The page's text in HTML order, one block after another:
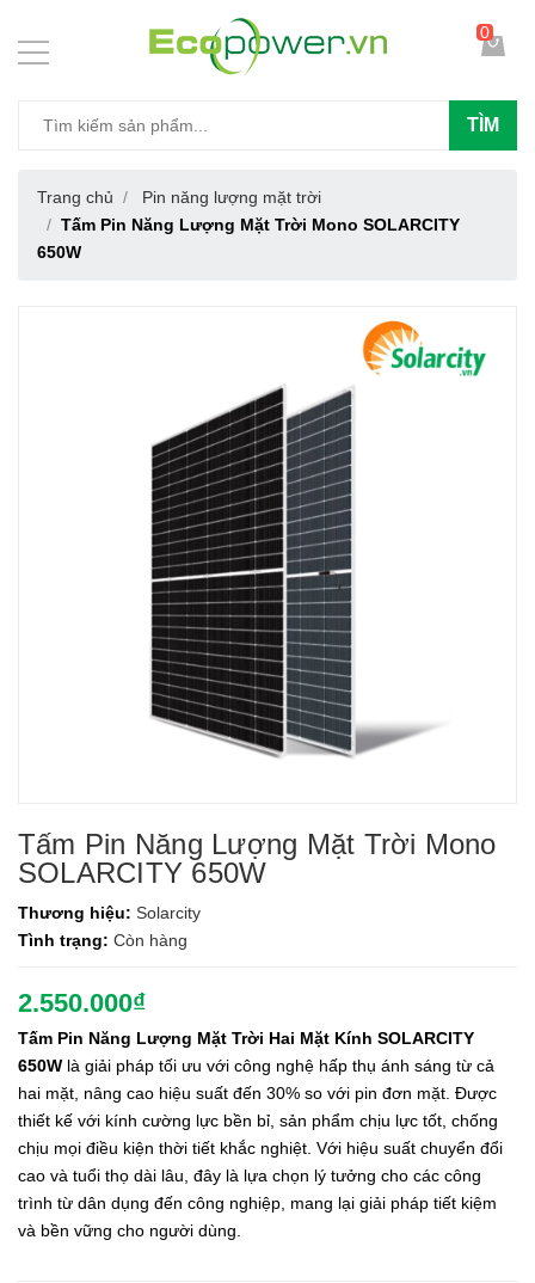
TÌM
0
Trang chủ
Pin năng lượng mặt trời
Tấm Pin Năng Lượng Mặt Trời Mono SOLARCITY
650W
Tấm Pin Năng Lượng Mặt Trời Mono
SOLARCITY 650W
Thương hiệu: Solarcity
Tình trạng: Còn hàng
2.550.000₫
Tấm Pin Năng Lượng Mặt Trời Hai Mặt Kính SOLARCITY
650W là giải pháp tối ưu với công nghệ hấp thụ ánh sáng từ cả
hai mặt, nâng cao hiệu suất đến 30% so với pin đơn mặt. Được
thiết kế với kính cường lực bền bỉ, sản phẩm chịu lực tốt, chống
chịu mọi điều kiện thời tiết khắc nghiệt. Với hiệu suất chuyển đổi
cao và tuổi thọ dài lâu, đây là lựa chọn lý tưởng cho các công
trình từ dân dụng đến công nghiệp, mang lại giải pháp tiết kiệm
và bền vững cho người dùng.